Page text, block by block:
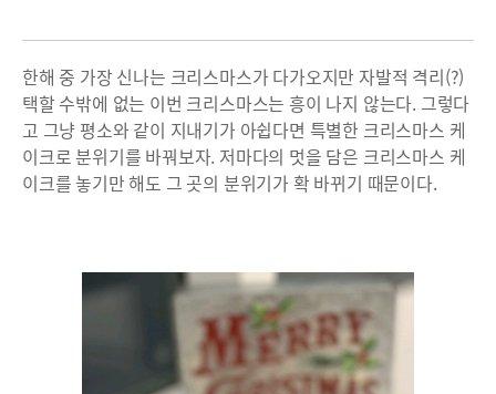
한해 중 가장 신나는 크리스마스가 다가오지만 자발적 격리(?)
택할 수밖에 없는 이번 크리스마스는 흥이 나지 않는다. 그렇다
고 그냥 평소와 같이 지내기가 아쉽다면 특별한 크리스마스 케
이크로 분위기를 바꿔보자. 저마다의 멋을 담은 크리스마스 케
이크를 놓기만 해도 그 곳의 분위기가 확 바뀌기 때문이다.